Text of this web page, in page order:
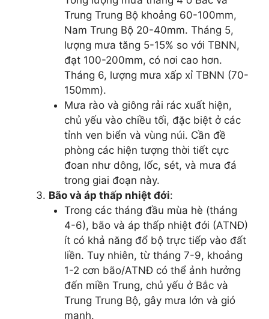
Trung Trung Bộ khoảng 60-100mm,
Nam Trung Bộ 20-40mm. Tháng 5,
lượng mưa tăng 5-15% so với TBNN,
đạt 100-200mm, có nơi cao hơn.
Tháng 6, lượng mưa xấp xỉ TBNN (70-
150mm).
Mưa rào và giông rải rác xuất hiện,
chủ yếu vào chiều tối, đặc biệt ở các
tỉnh ven biển và vùng núi. Cần đề
phòng các hiện tượng thời tiết cực
đoan như dông, lốc, sét, và mưa đá
trong giai đoạn này.
Bão và áp thấp nhiệt đới:
Trong các tháng đầu mùa hè (tháng
4-6), bão và áp thấp nhiệt đới (ATNĐ)
ít có khả năng đổ bộ trực tiếp vào đất
liền. Tuy nhiên, từ tháng 7-9, khoảng
1-2 cơn bão/ATNĐ có thể ảnh hưởng
đến miền Trung, chủ yếu ở Bắc và
Trung Trung Bộ, gây mưa lớn và gió
mạnh.